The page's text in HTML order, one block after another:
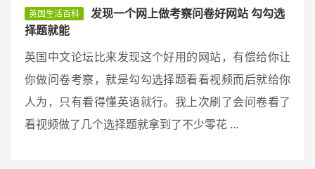
英国生活百科
发现一个网上做考察问卷好网站 勾勾选
择题就能
英国中文论坛比来发现这个好用的网站，有偿给你让
你做问卷考察，就是勾勾选择题看看视频而后就给你
人为，只有看得懂英语就行。我上次刷了会问卷看了
看视频做了几个选择题就拿到了不少零花 ...